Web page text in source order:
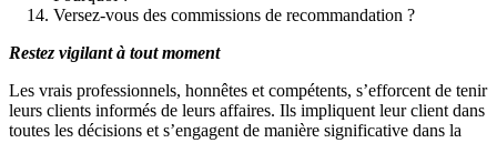
Versez-vous des commissions de recommandation ?
Restez vigilant à tout moment
Les vrais professionnels, honnêtes et compétents, s’efforcent de tenir
leurs clients informés de leurs affaires. Ils impliquent leur client dans
toutes les décisions et s’engagent de manière significative dans la